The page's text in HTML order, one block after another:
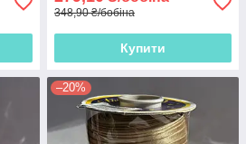
348,90 ₴/бобіна
Купити
–20%